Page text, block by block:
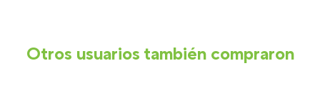
Otros usuarios también compraron